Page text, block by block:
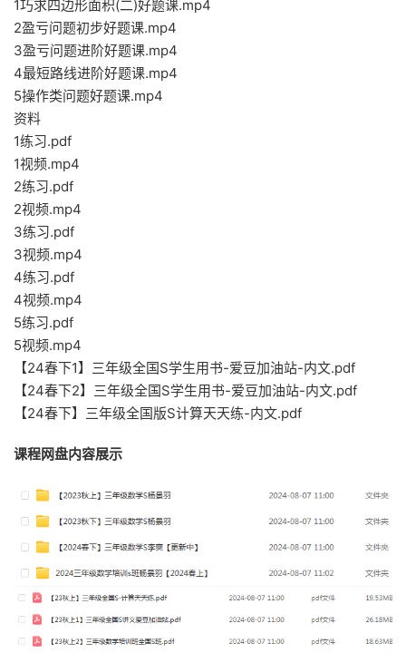
1巧求四边形面积(二)好题课.mp4
2盈亏问题初步好题课.mp4
3盈亏问题进阶好题课.mp4
4最短路线进阶好题课.mp4
5操作类问题好题课.mp4
资料
1练习.pdf
1视频.mp4
2练习.pdf
2视频.mp4
3练习.pdf
3视频.mp4
4练习.pdf
4视频.mp4
5练习.pdf
5视频.mp4
【24春下1】三年级全国S学生用书-爱豆加油站-内文.pdf
【24春下2】三年级全国S学生用书-爱豆加油站-内文.pdf
【24春下】三年级全国版S计算天天练-内文.pdf
课程网盘内容展示